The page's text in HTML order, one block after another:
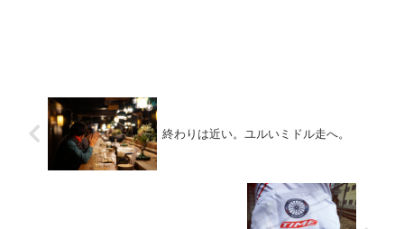
終わりは近い。ユルいミドル走へ。